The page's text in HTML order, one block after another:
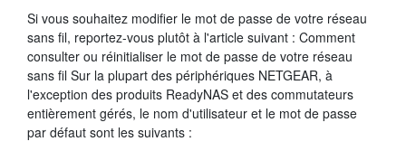
Si vous souhaitez modifier le mot de passe de votre réseau
sans fil, reportez-vous plutôt à l'article suivant : Comment
consulter ou réinitialiser le mot de passe de votre réseau
sans fil Sur la plupart des périphériques NETGEAR, à
l'exception des produits ReadyNAS et des commutateurs
entièrement gérés, le nom d'utilisateur et le mot de passe
par défaut sont les suivants :